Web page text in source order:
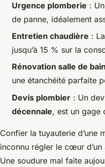
Urgence plomberie :
de panne, idéalement
Entretien chaudière :
jusqu’à 15 % sur la
Rénovation salle de
une étanchéité parfaite
Devis plombier : Un
décennale, est un gage
Confier la tuyauterie d’une
inconnu régler le cœur
Une soudure mal faite